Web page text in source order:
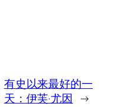
有史以来最好的一
天：伊芙·尤因 →